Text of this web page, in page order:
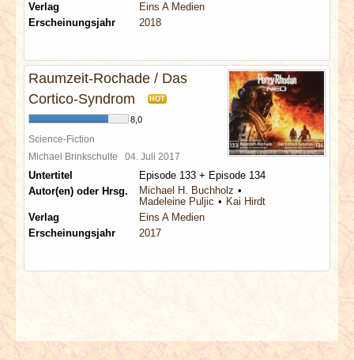
Verlag
Eins A Medien
Erscheinungsjahr
2018
Raumzeit-Rochade / Das
Cortico-Syndrom
HOT
8,0
Science-Fiction
Michael Brinkschulte 04. Juli 2017
Untertitel
Episode 133 + Episode 134
Autor(en) oder Hrsg.
Michael H. Buchholz
Madeleine Puljic
Kai Hirdt
Verlag
Eins A Medien
Erscheinungsjahr
2017